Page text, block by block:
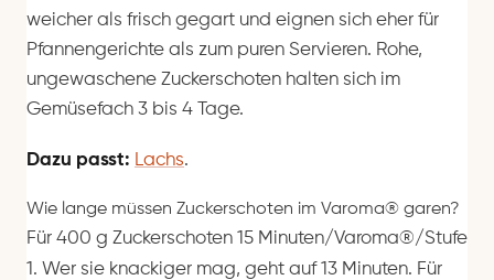
weicher als frisch gegart und eignen sich eher für
Pfannengerichte als zum puren Servieren. Rohe,
ungewaschene Zuckerschoten halten sich im
Gemüsefach 3 bis 4 Tage.
Dazu passt: Lachs.
Wie lange müssen Zuckerschoten im Varoma® garen?
Für 400 g Zuckerschoten 15 Minuten/Varoma®/Stufe
1. Wer sie knackiger mag, geht auf 13 Minuten. Für